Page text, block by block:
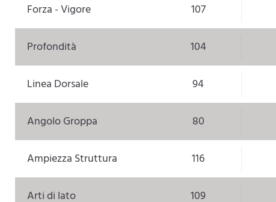
Forza - Vigore 107
Profondità 104
Linea Dorsale 94
Angolo Groppa 80
Ampiezza Struttura 116
Arti di lato 109